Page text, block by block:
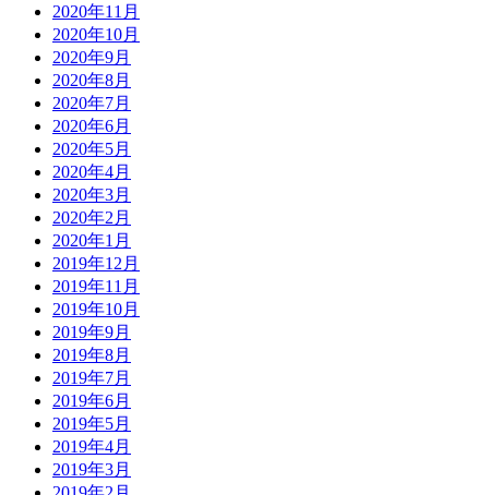
2020年11月
2020年10月
2020年9月
2020年8月
2020年7月
2020年6月
2020年5月
2020年4月
2020年3月
2020年2月
2020年1月
2019年12月
2019年11月
2019年10月
2019年9月
2019年8月
2019年7月
2019年6月
2019年5月
2019年4月
2019年3月